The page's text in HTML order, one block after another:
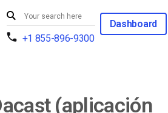
+1 855-896-9300
Dashboard
(aplicación